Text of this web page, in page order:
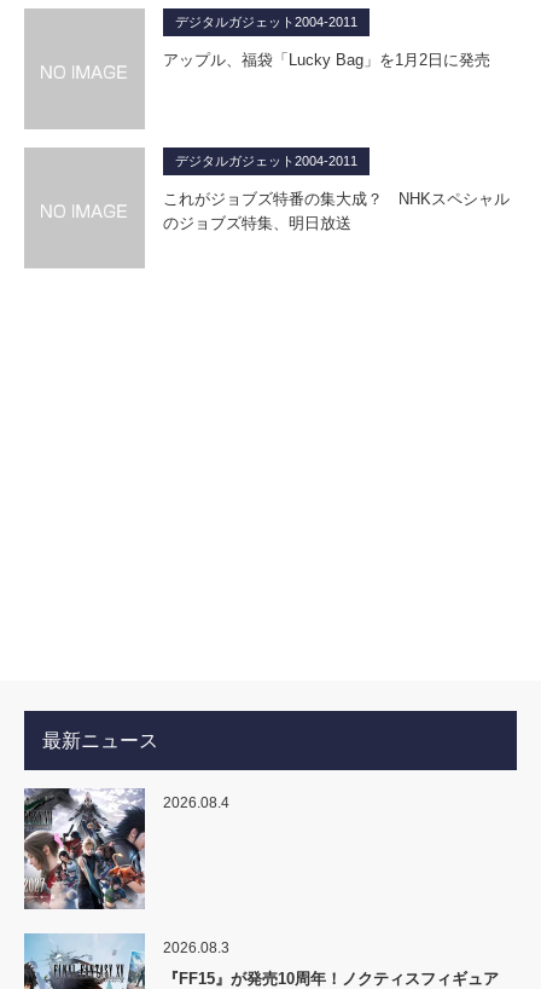
デジタルガジェット2004-2011
アップル、福袋「Lucky Bag」を1月2日に発売
デジタルガジェット2004-2011
これがジョブズ特番の集大成？ NHKスペシャル
のジョブズ特集、明日放送
最新ニュース
2026.08.4
2026.08.3
『FF15』が発売10周年！ノクティスフィギュア